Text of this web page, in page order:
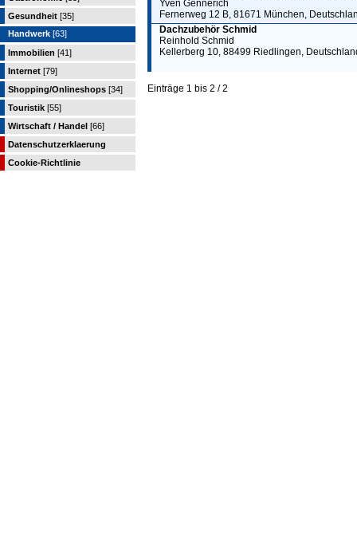
Gesundheit [35]
Handwerk [63]
Immobilien [41]
Internet [79]
Shopping/Onlineshops [34]
Touristik [55]
Wirtschaft / Handel [66]
Datenschutzerklaerung
Cookie-Richtlinie
Yven Gennerich
Fernerweg 12 B, 81671 München,
Dachzubehör Schmid
Reinhold Schmid
Kellerberg 10, 88499 Riedlingen,
Einträge 1 bis 2 / 2